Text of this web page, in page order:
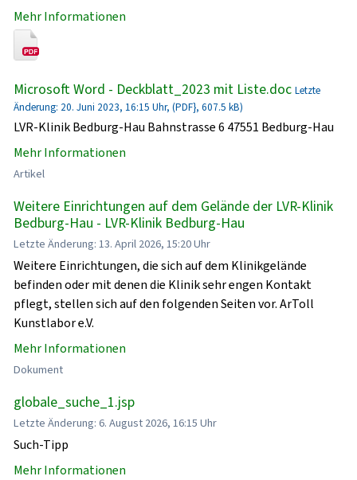
Mehr Informationen
Microsoft Word - Deckblatt_2023 mit Liste.doc Letzte
Änderung: 20. Juni 2023, 16:15 Uhr, (PDF}, 607.5 kB)
LVR-Klinik Bedburg-Hau Bahnstrasse 6 47551 Bedburg-Hau
Mehr Informationen
Artikel
Weitere Einrichtungen auf dem Gelände der LVR-Klinik
Bedburg-Hau - LVR-Klinik Bedburg-Hau
Letzte Änderung: 13. April 2026, 15:20 Uhr
Weitere Einrichtungen, die sich auf dem Klinikgelände
befinden oder mit denen die Klinik sehr engen Kontakt
pflegt, stellen sich auf den folgenden Seiten vor. ArToll
Kunstlabor e.V.
Mehr Informationen
Dokument
globale_suche_1.jsp
Letzte Änderung: 6. August 2026, 16:15 Uhr
Such-Tipp
Mehr Informationen